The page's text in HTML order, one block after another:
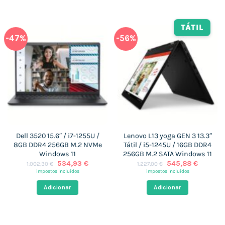
-47%
Dell 3520 15.6″ / i7-1255U /
8GB DDR4 256GB M.2 NVMe
Windows 11
1.002,30€
O
preço
era:
1.002,30 €.
534,93 €O
impostos incluídos
Adicionar
-56%
TÁTIL
Lenovo L13 yoga GEN 3 13.3″
Tátil / i5-1245U / 16GB DDR4
256GB M.2 SATA Windows 11
1.227,00€
O
preço
era:
1.227,00 €.
545,88 €O
impostos incluídos
Adicionar